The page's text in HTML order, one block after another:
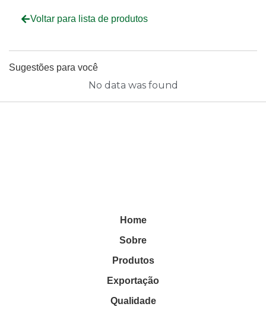
Voltar para lista de produtos
Sugestões para você
No data was found
Home
Sobre
Produtos
Exportação
Qualidade